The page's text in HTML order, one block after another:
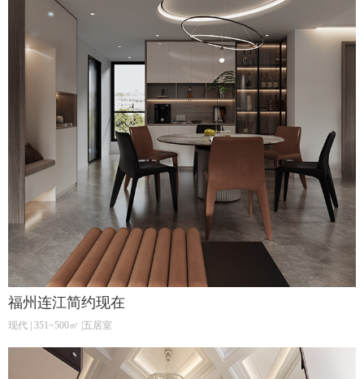
福州连江简约现在
现代 | 351~500㎡ |五居室